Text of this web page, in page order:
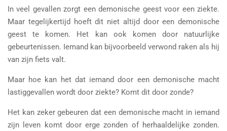
In veel gevallen zorgt een demonische geest voor een ziekte.
Maar tegelijkertijd hoeft dit niet altijd door een demonische
geest te komen. Het kan ook komen door natuurlijke
gebeurtenissen. Iemand kan bijvoorbeeld verwond raken als hij
van zijn fiets valt.
Maar hoe kan het dat iemand door een demonische macht
lastiggevallen wordt door ziekte? Komt dit door zonde?
Het kan zeker gebeuren dat een demonische macht in iemand
zijn leven komt door erge zonden of herhaaldelijke zonden.